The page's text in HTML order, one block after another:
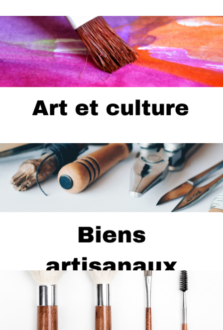
...
Artistes, galleries, etc.
...